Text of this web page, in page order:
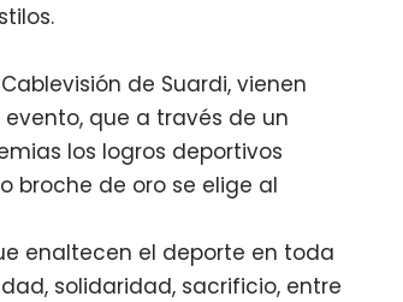
de Suardi, vienen
que a través de un
los logros deportivos
broche de oro se elige al
enaltecen el deporte en toda
solidaridad, sacrificio, entre